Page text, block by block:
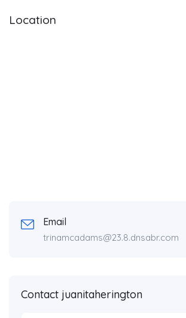
Location
Email
trinamcadams@23.8.dnsabr.com
Contact juanitaherington